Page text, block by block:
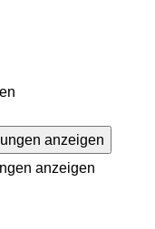
anzeigen
anzeigen